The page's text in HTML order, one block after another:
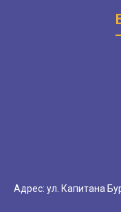
Адрес: ул. Капитана